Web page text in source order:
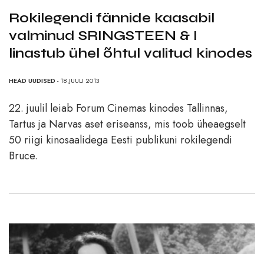
Rokilegendi fännide kaasabil
valminud SRINGSTEEN & I
linastub ühel õhtul valitud kinodes
HEAD UUDISED - 18.JUULI 2013
22. juulil leiab Forum Cinemas kinodes Tallinnas,
Tartus ja Narvas aset eriseanss, mis toob üheaegselt
50 riigi kinosaalidega Eesti publikuni rokilegendi
Bruce.